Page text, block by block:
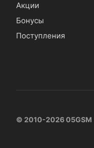
Акции
Бонусы
Поступления
© 2010-2026 05GSM